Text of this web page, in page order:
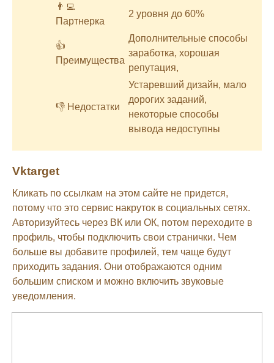
👨‍💻
Партнерка
2 уровня до 60%
👍
Преимущества
Дополнительные способы
заработка, хорошая
репутация,
👎 Недостатки
Устаревший дизайн, мало
дорогих заданий,
некоторые способы
вывода недоступны
Vktarget
Кликать по ссылкам на этом сайте не придется,
потому что это сервис накруток в социальных сетях.
Авторизуйтесь через ВК или ОК, потом переходите в
профиль, чтобы подключить свои странички. Чем
больше вы добавите профилей, тем чаще будут
приходить задания. Они отображаются одним
большим списком и можно включить звуковые
уведомления.